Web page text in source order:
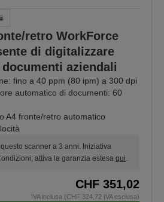
retro WorkForce
di digitalizzare
aziendali
fino a 40 ppm (80 ipm) a 300 dpi
automatico di documenti: 60
A4 fronte/retro automatico
scanner a 3 anni. Iniziativa
attiva la garanzia estesa qui.
CHF 351,02
IVA inclusa (CHF 324,72 IVA esclusa)